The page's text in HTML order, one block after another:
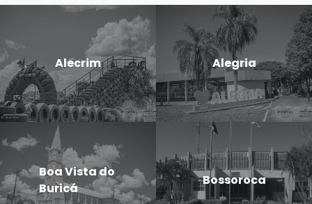
Alecrim Alegria
Boa Vista do
Buricá
Bossoroca